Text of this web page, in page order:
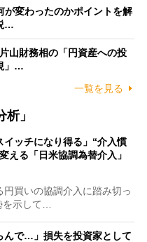
が変わったのかポイントを解
…
山財務相の「円資産への投
」…
一覧を見る
」
イッチになり得る」“介入慣
える「日米協調為替介入」
買いの協調介入に踏み切っ
示して…
んで…」損失を投資家として